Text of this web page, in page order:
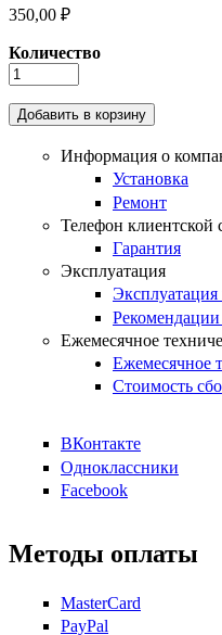
350,00 ₽
Количество
Информация о
Установка
Ремонт
Телефон клиентской
Гарантия
Эксплуатация
Эксплуатация
Ежемесячное
Ежемесячное
Стоимость
ВКонтакте
Одноклассники
Facebook
Методы оплаты
MasterCard
PayPal